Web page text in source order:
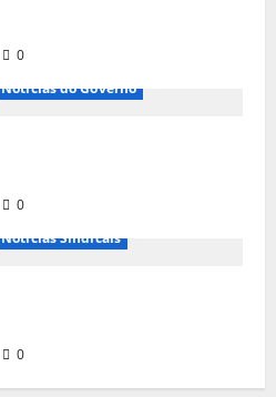
0
Notícias do Governo
0
Notícias Sindicais
0